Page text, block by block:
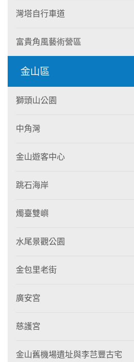
灣塔自行車道
富貴角風藝術營區
金山區
獅頭山公園
中角灣
金山遊客中心
跳石海岸
燭臺雙嶼
水尾景觀公園
金包里老街
廣安宮
慈護宮
金山舊機場遺址與李芑豐古宅